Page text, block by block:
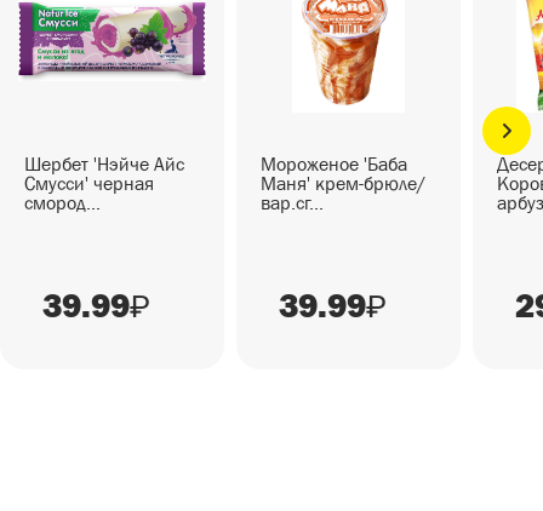
Шербет 'Нэйче Айс
Смусси' черная
смород...
39.99₽
Мороженое 'Баба
Маня' крем-брюле/
вар.сг...
39.99₽